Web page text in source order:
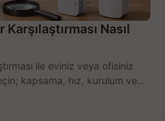
Nasıl
ile eviniz veya ofisiniz
kapsama, hız, kurulum ve